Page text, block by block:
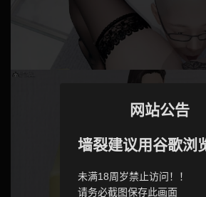
网站公告
墙裂建议用谷歌浏
未满18周岁禁止访问！！
请务必截图保存此画面